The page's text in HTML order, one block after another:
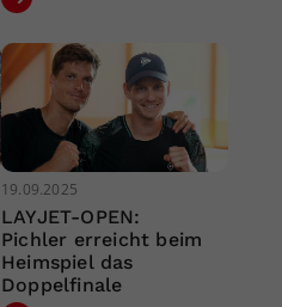
19.09.2025
LAYJET-OPEN:
Pichler erreicht beim
Heimspiel das
Doppelfinale